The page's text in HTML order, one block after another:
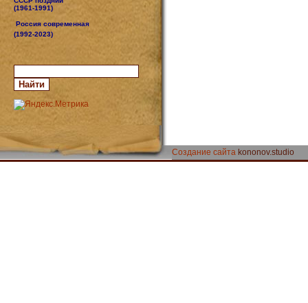
(1961-1991)
Россия современная
(1992-2023)
Создание сайта kononov.studio